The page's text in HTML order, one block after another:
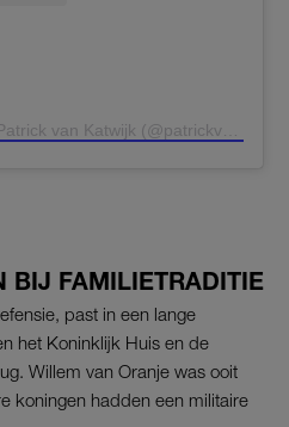
Een bericht gedeeld door Patrick van Katwijk (@patrickvkatwijk)
BIJ FAMILIETRADITIE
past in een lange
het Koninklijk Huis en de
Willem van Oranje was ooit
koningen hadden een militaire